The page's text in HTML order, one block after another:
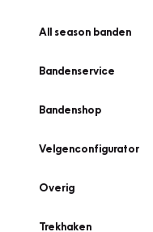
All season banden
Bandenservice
Bandenshop
Velgenconfigurator
Overig
Trekhaken